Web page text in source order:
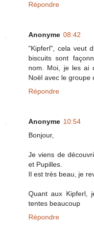
Répondre
Anonyme 08:42
"Kipferl", cela veut
biscuits sont
nom. Moi, je les ai
Noël avec le groupe
Répondre
Anonyme 10:54
Bonjour,
Je viens de
et Pupilles.
Il est très beau, je
Quant aux Kipferl,
tentes beaucoup
Répondre